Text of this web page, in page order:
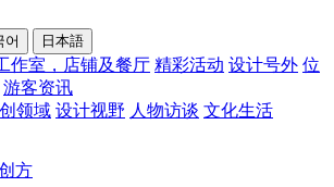
어 日本語
作室，店铺及餐厅 精彩活动 设计号外 位
游客资讯
领域 设计视野 人物访谈 文化生活
方